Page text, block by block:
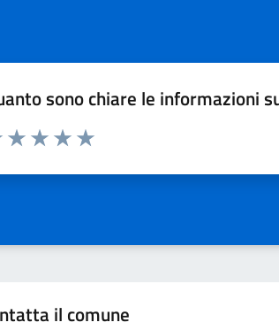
sono chiare le informazioni
da 1 a 5 stelle la pagina
il comune